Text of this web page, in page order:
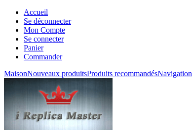
Accueil
Se déconnecter
Mon Compte
Se connecter
Panier
Commander
MaisonNouveaux produitsProduits recommandésNavigation